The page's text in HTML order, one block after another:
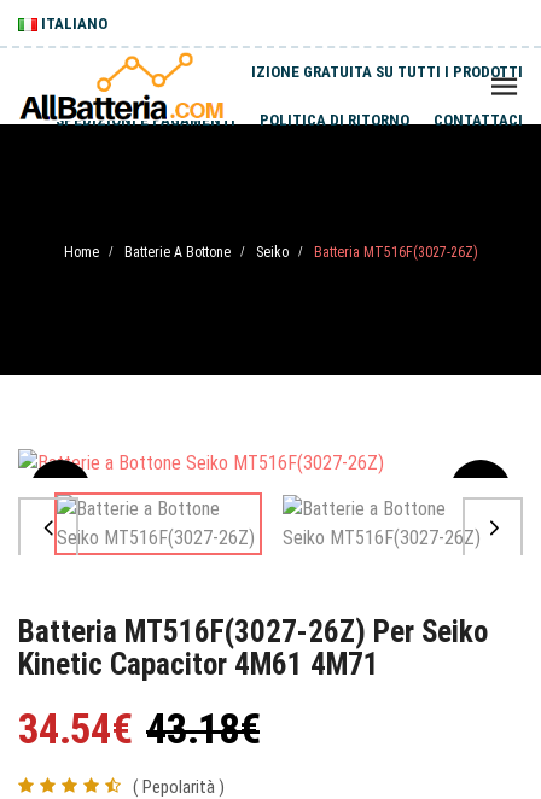
ITALIANO
SPEDIZIONE GRATUITA SU TUTTI I PRODOTTI
SPEDIZIONI E PAGAMENTI POLITICA DI RITORNO CONTATTACI
Home / Batterie A Bottone / Seiko / Batteria MT516F(3027-26Z)
Sale
Batteria MT516F(3027-26Z) Per Seiko
Kinetic Capacitor 4M61 4M71
34.54€ 43.18€
( Pepolarità )